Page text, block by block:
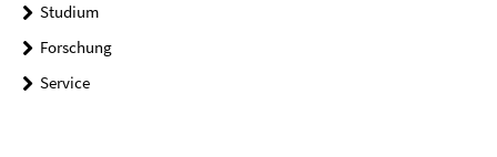
Studium
Forschung
Service